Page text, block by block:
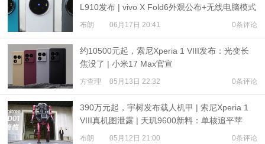
L910发布 | vivo X Fold6外观公布+无线电脑模式
布朗 06月17日 20:41 0条评论
约10500元起，索尼Xperia 1 VIII发布：光变长
焦没了 | 小米17 Max官宣
方查理 05月13日 22:32 0条评论
390万元起，宇树发布载人机甲 | 索尼Xperia 1
VIII真机图泄露 | 天玑9600新料：单核追平苹
果？
布朗 05月12日 21:00 0条评论